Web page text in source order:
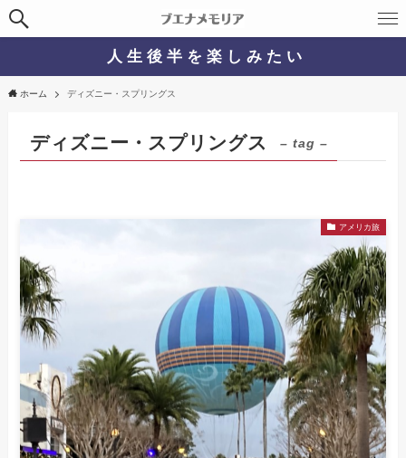
人 生 後 半 を 楽 し み た い
ホーム ディズニー・スプリングス
ディズニー・スプリングス – tag –
アメリカ旅